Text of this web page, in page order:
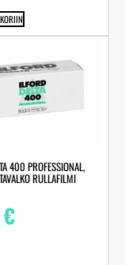
400 PROFESSIONAL,
RULLAFILMI
€